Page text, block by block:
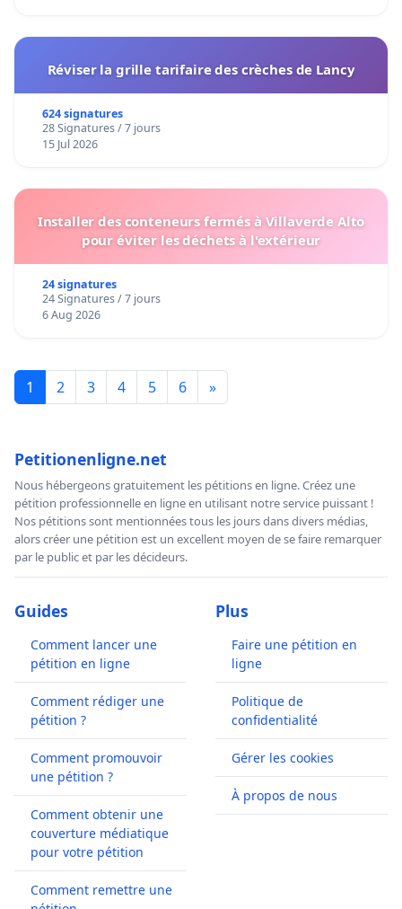
Réviser la grille tarifaire des crèches de Lancy
624 signatures
28 Signatures / 7 jours
15 Jul 2026
Installer des conteneurs fermés à Villaverde Alto
pour éviter les déchets à l'extérieur
24 signatures
24 Signatures / 7 jours
6 Aug 2026
1 2 3 4 5 6 »
Petitionenligne.net
Nous hébergeons gratuitement les pétitions en ligne. Créez une
pétition professionnelle en ligne en utilisant notre service puissant !
Nos pétitions sont mentionnées tous les jours dans divers médias,
alors créer une pétition est un excellent moyen de se faire remarquer
par le public et par les décideurs.
Guides
Comment lancer une
pétition en ligne
Comment rédiger une
pétition ?
Comment promouvoir
une pétition ?
Comment obtenir une
couverture médiatique
pour votre pétition
Comment remettre une
Plus
Faire une pétition en
ligne
Politique de
confidentialité
Gérer les cookies
À propos de nous